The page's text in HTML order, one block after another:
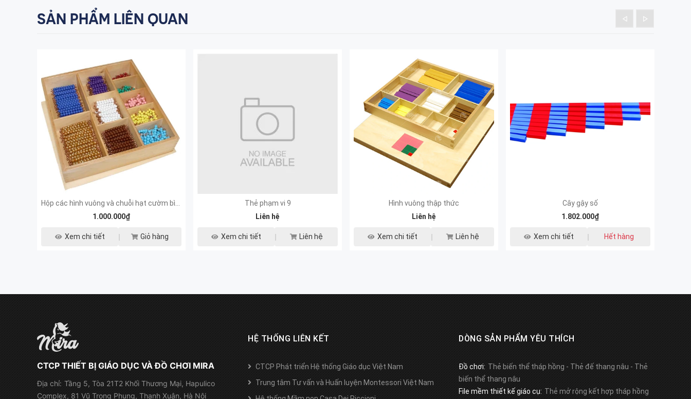
SẢN PHẨM LIÊN QUAN
1.000.000₫
Xem chi tiết Giỏ hàng
Thẻ phạm vi 9
Liên hệ
Xem chi tiết Liên hệ
Hình vuông thập thức
Liên hệ
Xem chi tiết Liên hệ
Cây gậy số
1.802.000₫
Xem chi tiết Hết hàng
CTCP THIẾT BỊ GIÁO DỤC VÀ ĐỒ CHƠI MIRA
Địa chỉ: Tầng 5, Tòa 21T2 Khối Thương Mại, Hapulico
Complex, 81 Vũ Trọng Phụng, Thanh Xuân, Hà Nội
HỆ THỐNG LIÊN KẾT
CTCP Phát triển Hệ thống Giáo dục Việt Nam
Trung tâm Tư vấn và Huấn luyện Montessori Việt Nam
DÒNG SẢN PHẨM YÊU THÍCH
Đồ chơi: Thẻ biến thể tháp hồng - Thẻ đế thang nâu - Thẻ
biến thể thang nâu
File mềm thiết kế giáo cụ: Thẻ mở rộng kết hợp tháp hồng